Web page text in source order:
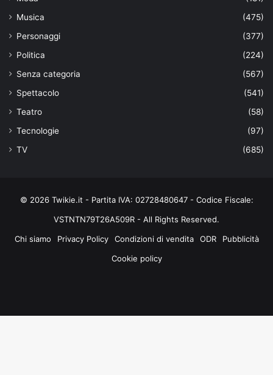
Musica
(475)
Personaggi
(377)
Politica
(224)
Senza categoria
(567)
Spettacolo
(541)
Teatro
(58)
Tecnologie
(97)
TV
(685)
© 2026 Twikie.it - Partita IVA: 02728480647 - Codice Fiscale:
VSTNTN79T26A509R - All Rights Reserved.
Chi siamo
Privacy Policy Condizioni di vendita ODR
Pubblicità
Cookie policy
Tube